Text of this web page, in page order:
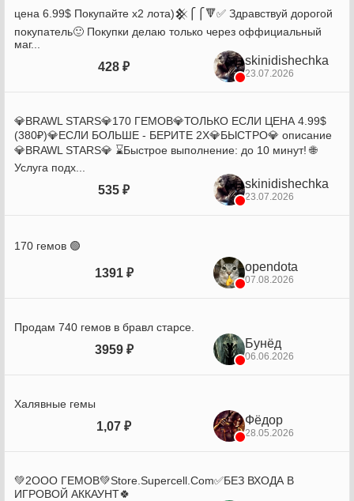
цена 6.99$ Покупайте х2 лота)𒆜⎧⎧🔻✅ Здравствуй дорогой
покупатель🙂 Покупки делаю только через оффициальный
маг...
428 ₽ skinidishechka
23.07.2026
💎BRAWL STARS💎170 ГЕМОВ💎ТОЛЬКО ЕСЛИ ЦЕНА 4.99$
(380₽)💎ЕСЛИ БОЛЬШЕ - БЕРИТЕ 2X💎БЫСТРО💎 описание
💎BRAWL STARS💎 ⌛️Быстрое выполнение: до 10 минут! 🌐
Услуга подх...
535 ₽ skinidishechka
23.07.2026
170 гемов 🟢
1391 ₽ opendota
07.08.2026
Продам 740 гемов в бравл старсе.
3959 ₽ Бунёд
06.06.2026
Халявные гемы
1,07 ₽ Фёдор
28.05.2026
💚2OOO ГЕМОВ💚Store.Supercell.Com✅БЕЗ ВХОДА В
ИГРОВОЙ АККАУНТ🍀